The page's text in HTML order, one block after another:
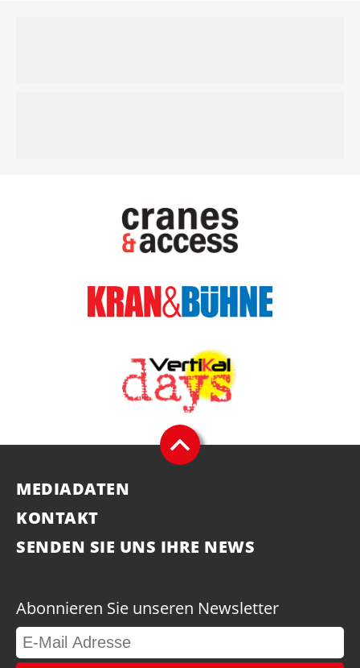
MEDIADATEN
KONTAKT
SENDEN SIE UNS IHRE NEWS
Abonnieren Sie unseren Newsletter